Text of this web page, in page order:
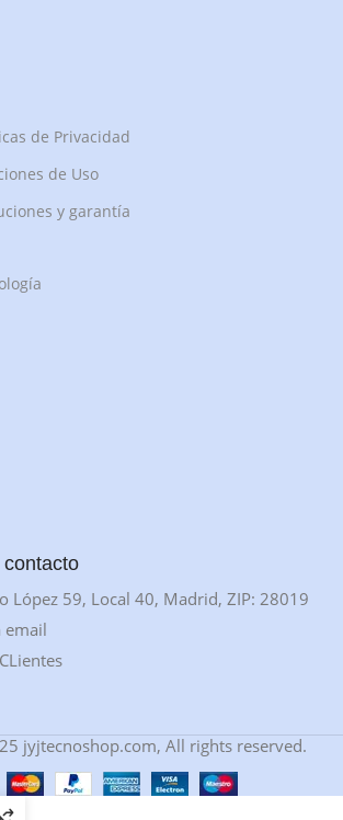
de Privacidad
de Uso
y garantía
López 59, Local 40, Madrid, ZIP: 28019
email
jyjtecnoshop.com, All rights reserved.